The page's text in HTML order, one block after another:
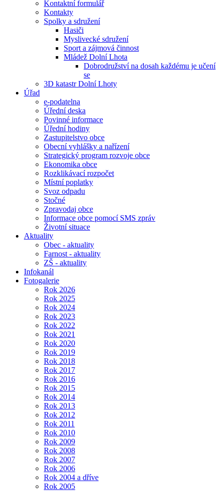
Kontaktní formulář
Kontakty
Spolky a sdružení
Hasiči
Myslivecké sdružení
Sport a zájmová činnost
Mládež Dolní Lhota
Dobrodružství na dosah každému je učení
se
3D katastr Dolní Lhoty
Úřad
e-podatelna
Úřední deska
Povinné informace
Úřední hodiny
Zastupitelstvo obce
Obecní vyhlášky a nařízení
Strategický program rozvoje obce
Ekonomika obce
Rozklikávací rozpočet
Místní poplatky
Svoz odpadu
Stočné
Zpravodaj obce
Informace obce pomocí SMS zpráv
Životní situace
Aktuality
Obec - aktuality
Farnost - aktuality
ZŠ - aktuality
Infokanál
Fotogalerie
Rok 2026
Rok 2025
Rok 2024
Rok 2023
Rok 2022
Rok 2021
Rok 2020
Rok 2019
Rok 2018
Rok 2017
Rok 2016
Rok 2015
Rok 2014
Rok 2013
Rok 2012
Rok 2011
Rok 2010
Rok 2009
Rok 2008
Rok 2007
Rok 2006
Rok 2004 a dříve
Rok 2005